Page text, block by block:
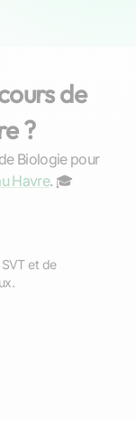
de
?
Biologie pour
Havre. ‍🎓
et de